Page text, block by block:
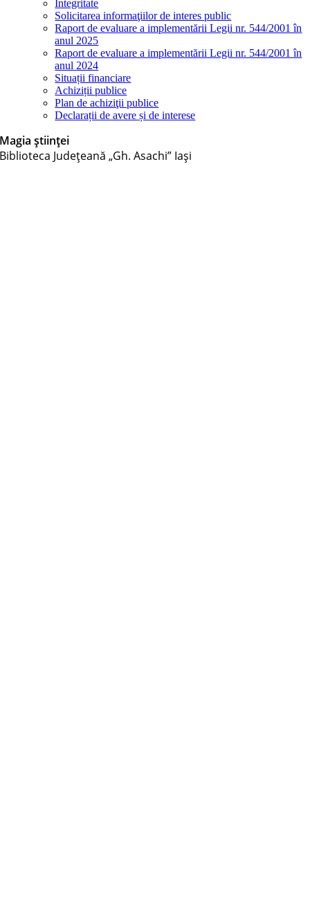
Integritate
Solicitarea informaţiilor de interes public
Raport de evaluare a implementării Legii nr. 544/2001 în
anul 2025
Raport de evaluare a implementării Legii nr. 544/2001 în
anul 2024
Situații financiare
Achiziții publice
Plan de achiziţii publice
Declarații de avere și de interese
Magia științei
Biblioteca Judeţeană „Gh. Asachi” Iaşi